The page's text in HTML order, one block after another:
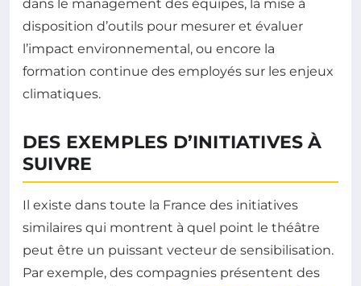
dans le management des équipes, la mise à
disposition d’outils pour mesurer et évaluer
l’impact environnemental, ou encore la
formation continue des employés sur les enjeux
climatiques.
DES EXEMPLES D’INITIATIVES À
SUIVRE
Il existe dans toute la France des initiatives
similaires qui montrent à quel point le théâtre
peut être un puissant vecteur de sensibilisation.
Par exemple, des compagnies présentent des